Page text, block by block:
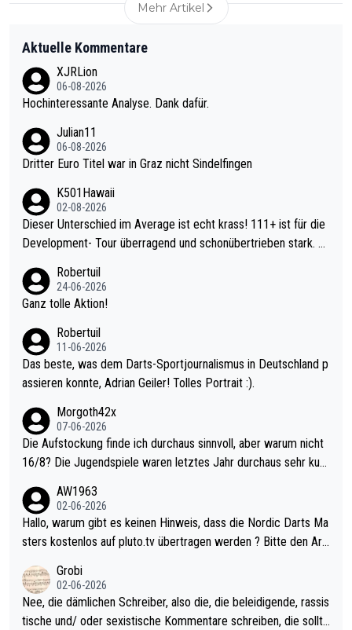
Mehr Artikel
Aktuelle Kommentare
XJRLion
06-08-2026
Hochinteressante Analyse. Dank dafür.
Julian11
06-08-2026
Dritter Euro Titel war in Graz nicht Sindelfingen
K501Hawaii
02-08-2026
Dieser Unterschied im Average ist echt krass! 111+ ist für die
Development- Tour überragend und schonübertrieben stark. U
mal 40+ erst recht. Da gewinnst keinen Blumentopf - ist ja noc
h krasser wie ein Pokalspiel eines Kreisligisten vs einem Bund
Robertuil
24-06-2026
Ganz tolle Aktion!
Robertuil
11-06-2026
Das beste, was dem Darts-Sportjournalismus in Deutschland p
assieren konnte, Adrian Geiler! Tolles Portrait :).
Morgoth42x
07-06-2026
Die Aufstockung finde ich durchaus sinnvoll, aber warum nicht
16/8? Die Jugendspiele waren letztes Jahr durchaus sehr kurz
Allerdings ist Mitchell Lawrie als Nummer 1 der Welt eh qualifi
ziert. Somit ändert die automatische Qualifikation des Weltmei
sters erstmal nichts. Ich denke sie wollen damit für nächstes J
ohl wenig WDF Turniere spielen. Dies war bei Archie Self letzt
es Jahr der Fall. Er musste als amtierender Weltmeister durch
den Qualifier und ich glaube kaum, dass Mitchel sich das (in Ve
AW1963
02-06-2026
Hallo, warum gibt es keinen Hinweis, dass die Nordic Darts Ma
sters kostenlos auf pluto.tv übertragen werden ? Bitte den Arti
Grobi
02-06-2026
Nee, die dämlichen Schreiber, also die, die beleidigende, rassis
tische und/ oder sexistische Kommentare schreiben, die sollte